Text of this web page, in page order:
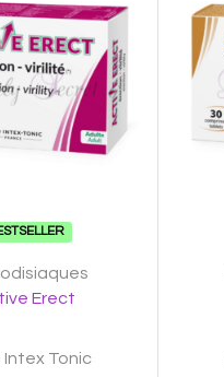
Erect
Intex Tonic